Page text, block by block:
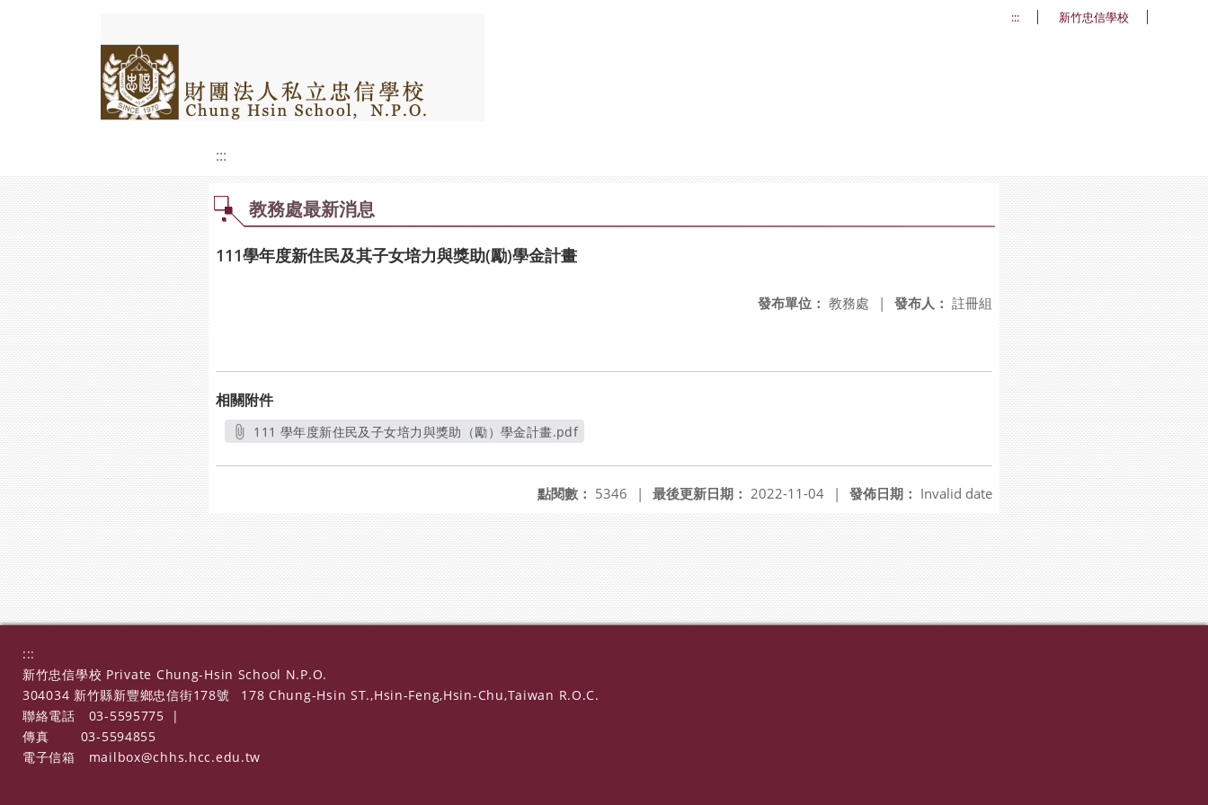
::: 新竹忠信學校
:::
教務處最新消息
111學年度新住民及其子女培力與獎助(勵)學金計畫
發布人： 註冊組
發布單位： 教務處 |
相關附件
111 學年度新住民及子女培力與獎助（勵）學金計畫.pdf
發佈日期： Invalid date
最後更新日期： 2022-11-04 |
點閱數： 5346 |
:::
新竹忠信學校 Private Chung-Hsin School N.P.O.
304034 新竹縣新豐鄉忠信街178號
178 Chung-Hsin ST.,Hsin-Feng,Hsin-Chu,Taiwan R.O.C.
聯絡電話
03-5595775
|
傳真
03-5594855
電子信箱
mailbox@chhs.hcc.edu.tw